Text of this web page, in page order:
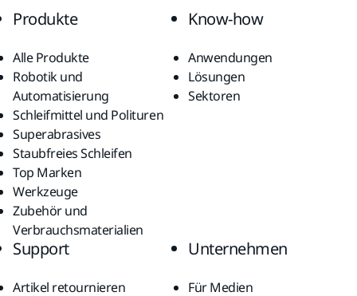
Produkte
Alle Produkte
Robotik und
Automatisierung
Schleifmittel und Polituren
Superabrasives
Staubfreies Schleifen
Top Marken
Werkzeuge
Zubehör und
Verbrauchsmaterialien
Know-how
Anwendungen
Lösungen
Sektoren
Support
Artikel retournieren
Unternehmen
Für Medien